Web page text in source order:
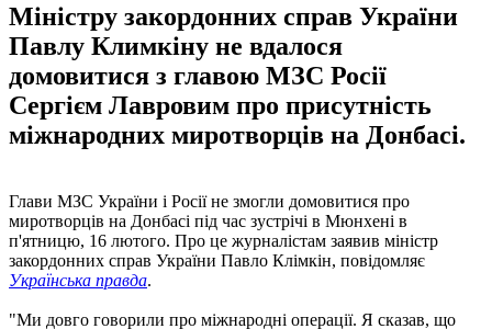
Міністру закордонних справ України
Павлу Климкіну не вдалося
домовитися з главою МЗС Росії
Сергієм Лавровим про присутність
міжнародних миротворців на Донбасі.
Глави МЗС України і Росії не змогли домовитися про
миротворців на Донбасі під час зустрічі в Мюнхені в
п'ятницю, 16 лютого. Про це журналістам заявив міністр
закордонних справ України Павло Клімкін, повідомляє
Українська правда.
"Ми довго говорили про міжнародні операції. Я сказав, що